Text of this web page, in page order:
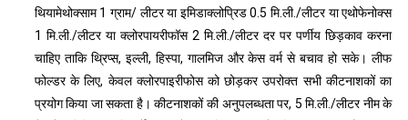
थियामेथोक्साम 1 ग्राम/ लीटर या इमिडाक्लोप्रिड 0.5 मि.ली./लीटर या एथोफेनोक्स
1 मि.ली./लीटर या क्लोरपायरीफॉस 2 मि.ली./लीटर दर पर पर्णीय छिड़काव करना
चाहिए ताकि थ्रिप्स, इल्ली, हिस्पा, गालमिज और केस वर्म से बचाव हो सके। लीफ
फोल्डर के लिए, केवल क्लोरपाइरीफोस को छोड़कर उपरोक्त सभी कीटनाशकों का
प्रयोग किया जा सकता है। कीटनाशकों की अनुपलब्धता पर, 5 मि.ली./लीटर नीम के